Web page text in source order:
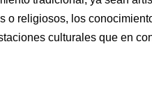
o religiosos, los
culturales que en